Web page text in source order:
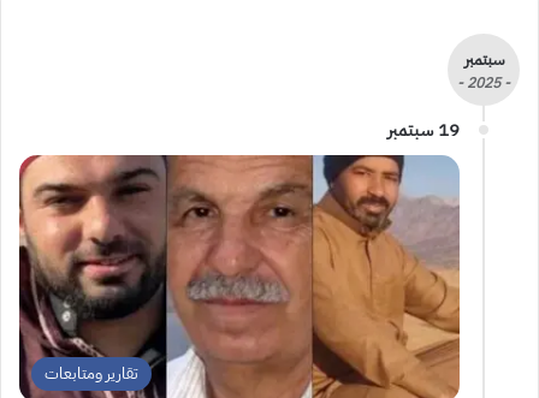
سبتمبر
- 2025 -
19 سبتمبر
تقارير ومتابعات